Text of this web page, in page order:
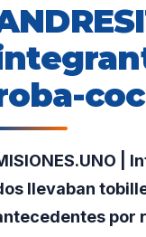
|
llevaban
por